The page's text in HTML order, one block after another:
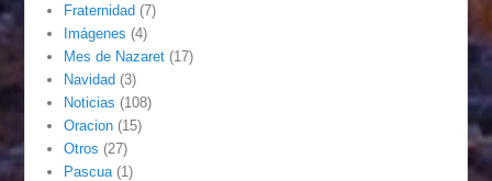
Fraternidad (7)
Imágenes (4)
Mes de Nazaret (17)
Navidad (3)
Noticias (108)
Oracion (15)
Otros (27)
Pascua (1)